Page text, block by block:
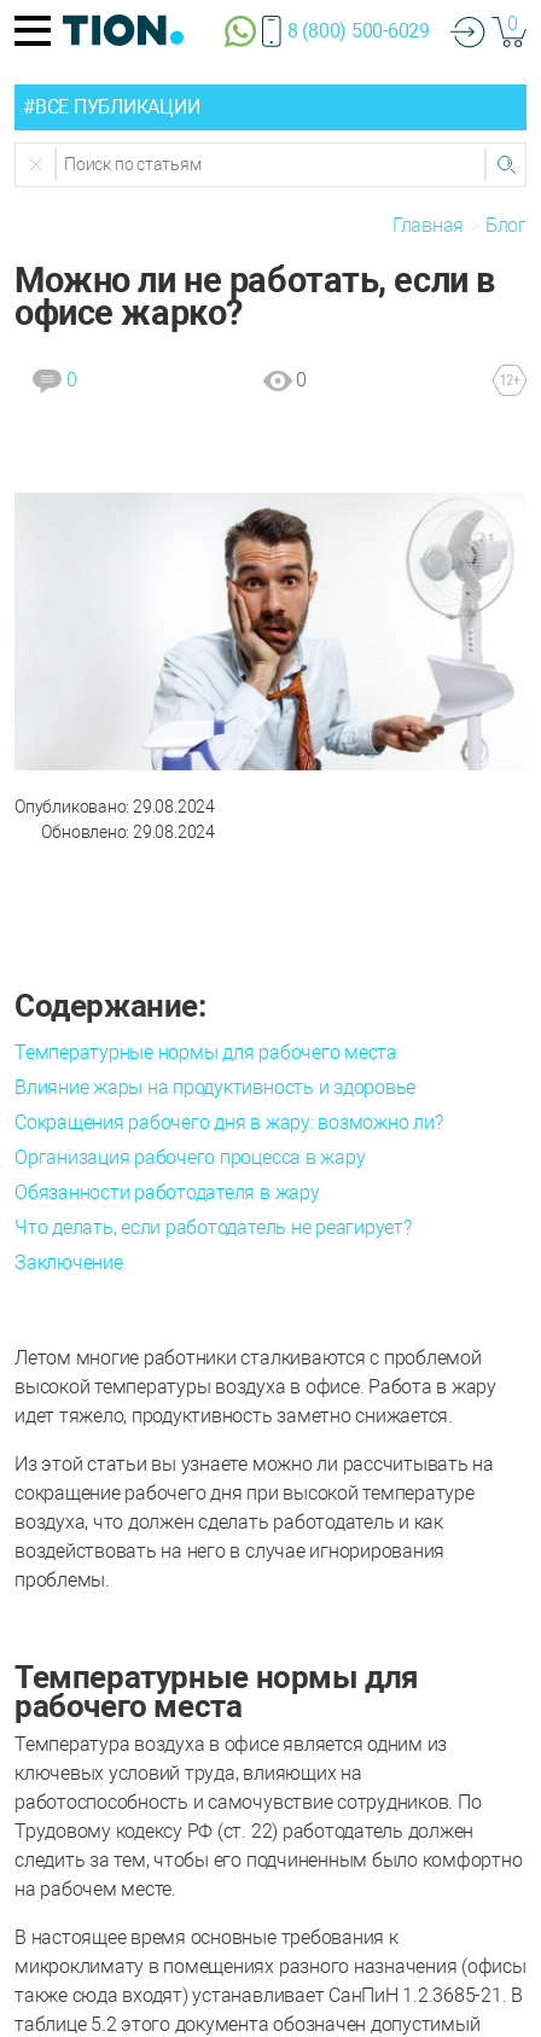
8 (800) 500-6029 0
#ВСЕ ПУБЛИКАЦИИ
Главная Блог
Можно ли не работать, если в
офисе жарко?
0 0
Опубликовано: 29.08.2024
Обновлено: 29.08.2024
Содержание:
Температурные нормы для рабочего места
Влияние жары на продуктивность и здоровье
Сокращения рабочего дня в жару: возможно ли?
Организация рабочего процесса в жару
Обязанности работодателя в жару
Что делать, если работодатель не реагирует?
Заключение
Летом многие работники сталкиваются с проблемой
высокой температуры воздуха в офисе. Работа в жару
идет тяжело, продуктивность заметно снижается.
Из этой статьи вы узнаете можно ли рассчитывать на
сокращение рабочего дня при высокой температуре
воздуха, что должен сделать работодатель и как
воздействовать на него в случае игнорирования
проблемы.
Температурные нормы для
рабочего места
Температура воздуха в офисе является одним из
ключевых условий труда, влияющих на
работоспособность и самочувствие сотрудников. По
Трудовому кодексу РФ (ст. 22) работодатель должен
следить за тем, чтобы его подчиненным было комфортно
на рабочем месте.
В настоящее время основные требования к
микроклимату в помещениях разного назначения (офисы
также сюда входят) устанавливает СанПиН 1.2.3685-21. В
таблице 5.2 этого документа обозначен допустимый